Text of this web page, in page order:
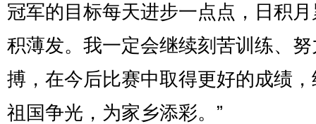
冠军的目标每天进步一点点，日积
积薄发。我一定会继续刻苦训练、
搏，在今后比赛中取得更好的成绩
祖国争光，为家乡添彩。”